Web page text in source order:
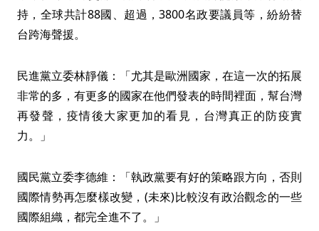
持，全球共計88國、超過，3800名政要議員等，紛紛替
台跨海聲援。
民進黨立委林靜儀：「尤其是歐洲國家，在這一次的拓展
非常的多，有更多的國家在他們發表的時間裡面，幫台灣
再發聲，疫情後大家更加的看見，台灣真正的防疫實
力。」
國民黨立委李德維：「執政黨要有好的策略跟方向，否則
國際情勢再怎麼樣改變，(未來)比較沒有政治觀念的一些
國際組織，都完全進不了。」